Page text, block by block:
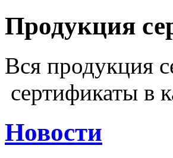
Продукция
Вся продукция
сертификаты в
Новости